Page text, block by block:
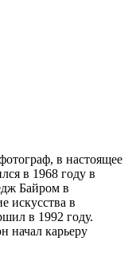
в настоящее
в 1968 году в
Байром в
искусства в
в 1992 году.
начал карьеру